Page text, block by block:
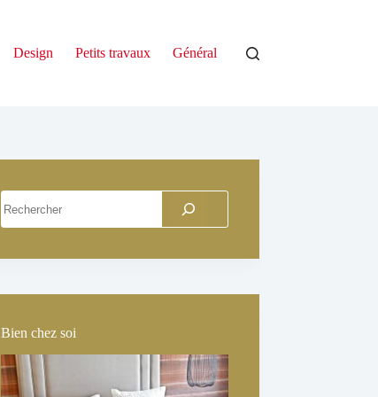
Design Petits travaux Général
Rechercher
Bien chez soi